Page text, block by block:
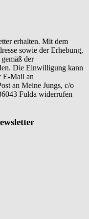
erhalten. Mit dem
sowie der Erhebung,
der
Die Einwilligung kann
E-Mail an
an Meine Jungs, c/o
Fulda widerrufen